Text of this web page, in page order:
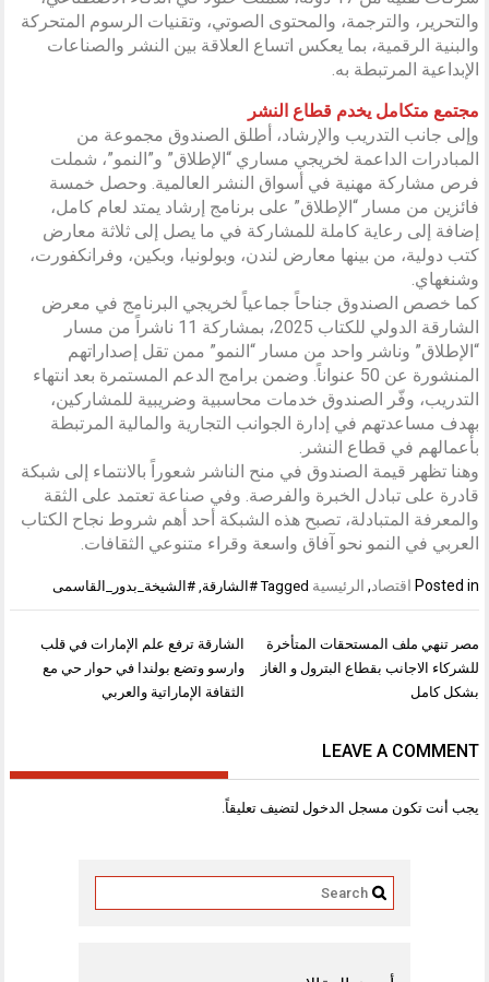
والتحرير، والترجمة، والمحتوى الصوتي، وتقنيات الرسوم المتحركة
والبنية الرقمية، بما يعكس اتساع العلاقة بين النشر والصناعات
الإبداعية المرتبطة به.
مجتمع متكامل يخدم قطاع النشر
وإلى جانب التدريب والإرشاد، أطلق الصندوق مجموعة من
المبادرات الداعمة لخريجي مساري “الإطلاق” و”النمو”، شملت
فرص مشاركة مهنية في أسواق النشر العالمية. وحصل خمسة
فائزين من مسار “الإطلاق” على برنامج إرشاد يمتد لعام كامل،
إضافة إلى رعاية كاملة للمشاركة في ما يصل إلى ثلاثة معارض
كتب دولية، من بينها معارض لندن، وبولونيا، وبكين، وفرانكفورت،
وشنغهاي.
كما خصص الصندوق جناحاً جماعياً لخريجي البرنامج في معرض
الشارقة الدولي للكتاب 2025، بمشاركة 11 ناشراً من مسار
“الإطلاق” وناشر واحد من مسار “النمو” ممن تقل إصداراتهم
المنشورة عن 50 عنواناً. وضمن برامج الدعم المستمرة بعد انتهاء
التدريب، وفّر الصندوق خدمات محاسبية وضريبية للمشاركين،
بهدف مساعدتهم في إدارة الجوانب التجارية والمالية المرتبطة
بأعمالهم في قطاع النشر.
وهنا تظهر قيمة الصندوق في منح الناشر شعوراً بالانتماء إلى شبكة
قادرة على تبادل الخبرة والفرصة. وفي صناعة تعتمد على الثقة
والمعرفة المتبادلة، تصبح هذه الشبكة أحد أهم شروط نجاح الكتاب
العربي في النمو نحو آفاق واسعة وقراء متنوعي الثقافات.
Posted in اقتصاد, الرئيسية Tagged #الشارقة,#الشيخة_بدور_القاسمى
تصفّح
المقالات
الشارقة ترفع علم الإمارات في قلب
وارسو وتضع بولندا في حوار حي مع
الثقافة الإماراتية والعربي
مصر تنهي ملف المستحقات المتأخرة
للشركاء الاجانب بقطاع البترول و الغاز
بشكل كامل
LEAVE A COMMENT
يجب أنت تكون مسجل الدخول لتضيف تعليقاً.